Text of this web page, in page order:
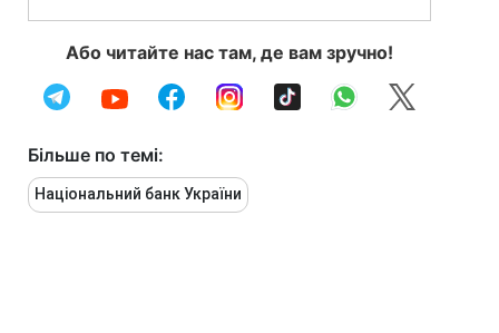
Або читайте нас там, де вам зручно!
Більше по темі:
Національний банк України